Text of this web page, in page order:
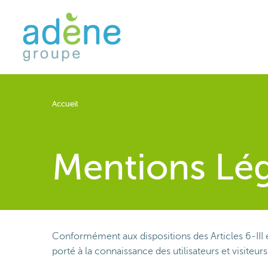
contenu
principal
Fil
Accueil
Mentions
Conformément aux dispositions des Articles 6-III
porté à la connaissance des utilisateurs et visiteurs